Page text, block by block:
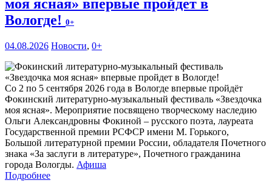
моя ясная» впервые пройдет в
Вологде! 0+
04.08.2026 Новости, 0+
Со 2 по 5 сентября 2026 года в Вологде впервые пройдёт
Фокинский литературно-музыкальный фестиваль «Звездочка
моя ясная». Мероприятие посвящено творческому наследию
Ольги Александровны Фокиной – русского поэта, лауреата
Государственной премии РСФСР имени М. Горького,
Большой литературной премии России, обладателя Почетного
знака «За заслуги в литературе», Почетного гражданина
города Вологды. Афиша
Подробнее